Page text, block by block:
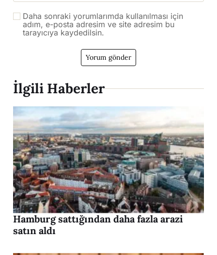
Daha sonraki yorumlarımda kullanılması için
adım, e-posta adresim ve site adresim bu
tarayıcıya kaydedilsin.
İlgili Haberler
Hamburg sattığından daha fazla arazi
satın aldı